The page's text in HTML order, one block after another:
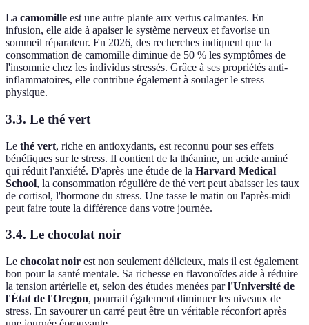
La camomille est une autre plante aux vertus calmantes. En
infusion, elle aide à apaiser le système nerveux et favorise un
sommeil réparateur. En 2026, des recherches indiquent que la
consommation de camomille diminue de 50 % les symptômes de
l'insomnie chez les individus stressés. Grâce à ses propriétés anti-
inflammatoires, elle contribue également à soulager le stress
physique.
3.3. Le thé vert
Le thé vert, riche en antioxydants, est reconnu pour ses effets
bénéfiques sur le stress. Il contient de la théanine, un acide aminé
qui réduit l'anxiété. D'après une étude de la Harvard Medical
School, la consommation régulière de thé vert peut abaisser les taux
de cortisol, l'hormone du stress. Une tasse le matin ou l'après-midi
peut faire toute la différence dans votre journée.
3.4. Le chocolat noir
Le chocolat noir est non seulement délicieux, mais il est également
bon pour la santé mentale. Sa richesse en flavonoïdes aide à réduire
la tension artérielle et, selon des études menées parl'Université de
l'État de l'Oregon, pourrait également diminuer les niveaux de
stress. En savourer un carré peut être un véritable réconfort après